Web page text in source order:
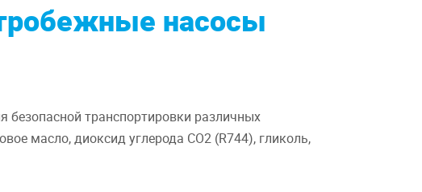
насосы
транспортировки различных
масло, диоксид углерода CO2 (R744), гликоль,